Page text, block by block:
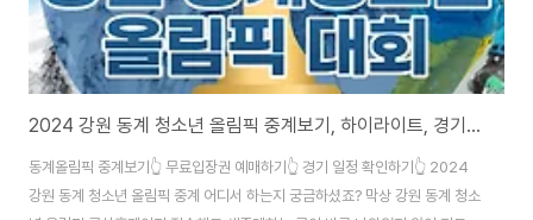
2024 강원 동계 청소년 올림픽 중계보기, 하이라이트, 경기일정확인
동계올림픽 중계보기👆 무료입장권 예매하기👆 경기 일정 확인하기👆 2024
강원 동계 청소년 올림픽 중계 어디서 하는지 궁금하셨죠? 막상 강원 동계 청소